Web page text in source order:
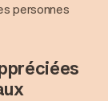
personnes